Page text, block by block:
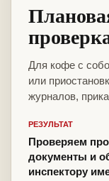
Для кофе с
или
журналов,
РЕЗУЛЬТАТ
Проверяем
документы и
инспектору